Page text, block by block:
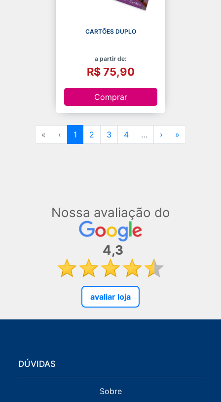
CARTÕES DUPLO
a partir de:
R$ 75,90
Comprar
« ‹ 1 2 3 4 … › »
Nossa avaliação do
4,3
avaliar loja
DÚVIDAS
Sobre